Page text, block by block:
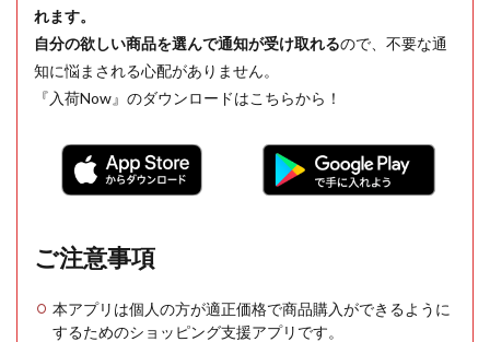
れます。
自分の欲しい商品を選んで通知が受け取れるので、不要な通
知に悩まされる心配がありません。
『入荷Now』のダウンロードはこちらから！
ご注意事項
本アプリは個人の方が適正価格で商品購入ができるように
するためのショッピング支援アプリです。